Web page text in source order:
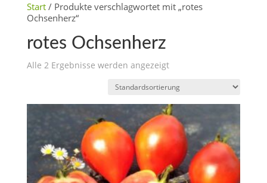
Start/ Produkte verschlagwortet mit „rotes
Ochsenherz“
rotes Ochsenherz
Alle 2 Ergebnisse werden angezeigt